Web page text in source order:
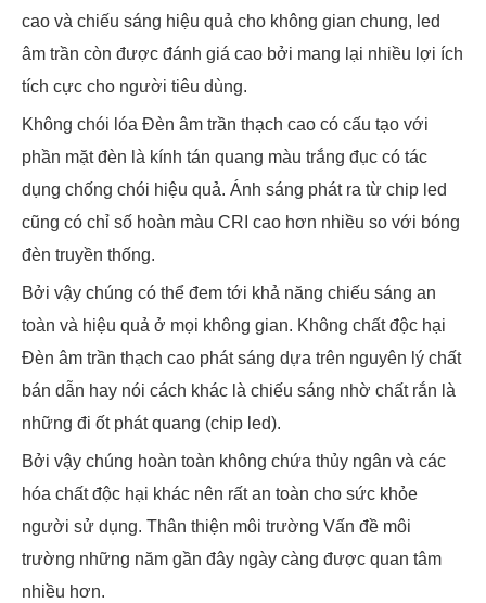
cao và chiếu sáng hiệu quả cho không gian chung, led
âm trần còn được đánh giá cao bởi mang lại nhiều lợi ích
tích cực cho người tiêu dùng.
Không chói lóa Đèn âm trần thạch cao có cấu tạo với
phần mặt đèn là kính tán quang màu trắng đục có tác
dụng chống chói hiệu quả. Ánh sáng phát ra từ chip led
cũng có chỉ số hoàn màu CRI cao hơn nhiều so với bóng
đèn truyền thống.
Bởi vậy chúng có thể đem tới khả năng chiếu sáng an
toàn và hiệu quả ở mọi không gian. Không chất độc hại
Đèn âm trần thạch cao phát sáng dựa trên nguyên lý chất
bán dẫn hay nói cách khác là chiếu sáng nhờ chất rắn là
những đi ốt phát quang (chip led).
Bởi vậy chúng hoàn toàn không chứa thủy ngân và các
hóa chất độc hại khác nên rất an toàn cho sức khỏe
người sử dụng. Thân thiện môi trường Vấn đề môi
trường những năm gần đây ngày càng được quan tâm
nhiều hơn.